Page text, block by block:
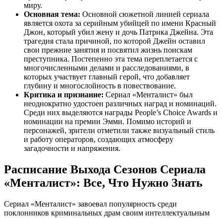
миру.
Основная тема: Основной сюжетной линией сериала
является охота за серийным убийцей по имени Красный
Джон, который убил жену и дочь Патрика Джейна. Эта
трагедия стала причиной, по которой Джейн оставил
свои прежние занятия и посвятил жизнь поискам
преступника. Постепенно эта тема переплетается с
многочисленными делами и расследованиями, в
которых участвует главный герой, что добавляет
глубину и многослойность в повествование.
Критика и признание: Сериал «Менталист» был
неоднократно удостоен различных наград и номинаций.
Среди них выделяются награды People’s Choice Awards и
номинации на премии Эмми. Помимо историй и
персонажей, зрители отметили также визуальный стиль
и работу операторов, создающих атмосферу
загадочности и напряжения.
Расписание Выхода Сезонов Сериала
«Менталист»: Все, Что Нужно Знать
Сериал «Менталист» завоевал популярность среди
поклонников криминальных драм своим интеллектуальным